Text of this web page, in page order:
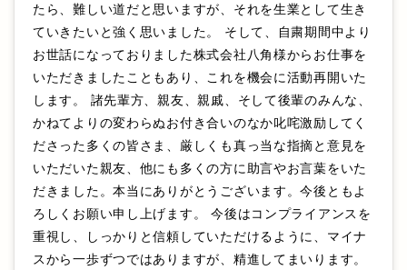
たら、難しい道だと思いますが、それを生業として生き
ていきたいと強く思いました。 そして、自粛期間中より
お世話になっておりました株式会社八角様からお仕事を
いただきましたこともあり、これを機会に活動再開いた
します。 諸先輩方、親友、親戚、そして後輩のみんな、
かねてよりの変わらぬお付き合いのなか叱咤激励してく
ださった多くの皆さま、厳しくも真っ当な指摘と意見を
いただいた親友、他にも多くの方に助言やお言葉をいた
だきました。本当にありがとうございます。今後ともよ
ろしくお願い申し上げます。 今後はコンプライアンスを
重視し、しっかりと信頼していただけるように、マイナ
スから一歩ずつではありますが、精進してまいります。